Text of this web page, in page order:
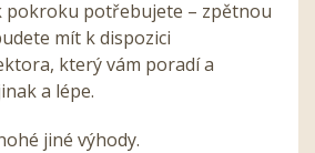
pokroku potřebujete – zpětnou
mít k dispozici
který vám poradí a
a lépe.
jiné výhody.